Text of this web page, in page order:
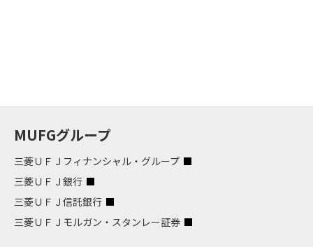
MUFGグループ
三菱ＵＦＪフィナンシャル・グループ
三菱ＵＦＪ銀行
三菱ＵＦＪ信託銀行
三菱ＵＦＪモルガン・スタンレー証券